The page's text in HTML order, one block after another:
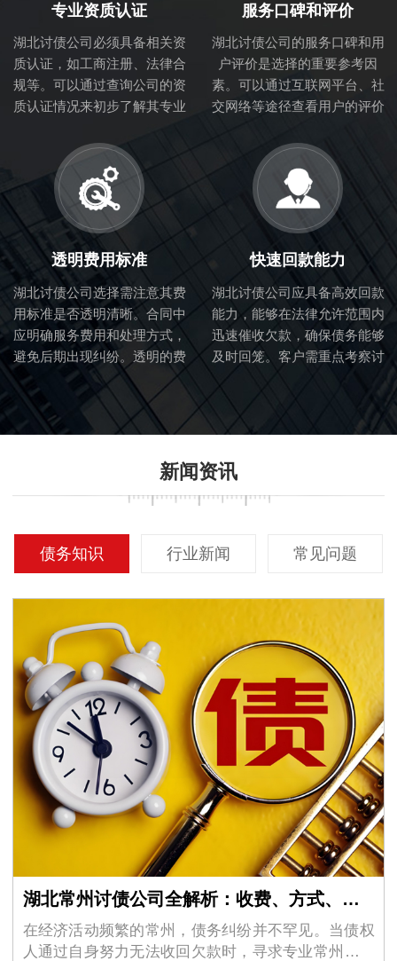
专业资质认证
湖北讨债公司必须具备相关资
质认证，如工商注册、法律合
规等。可以通过查询公司的资
质认证情况来初步了解其专业
服务口碑和评价
湖北讨债公司的服务口碑和用
户评价是选择的重要参考因
素。可以通过互联网平台、社
交网络等途径查看用户的评价
服务质量。
透明费用标准
湖北讨债公司选择需注意其费
用标准是否透明清晰。合同中
应明确服务费用和处理方式，
避免后期出现纠纷。透明的费
用标准也体现了讨债公司的诚
信度。
快速回款能力
湖北讨债公司应具备高效回款
能力，能够在法律允许范围内
迅速催收欠款，确保债务能够
及时回笼。客户需重点考察讨
新闻资讯
债务知识 行业新闻 常见问题
湖北常州讨债公司全解析：收费、方式、选择与真实案例
在经济活动频繁的常州，债务纠纷并不罕见。当债权
人通过自身努力无法收回欠款时，寻求专业常州讨债